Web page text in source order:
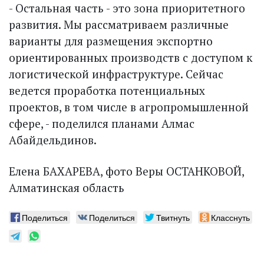
- Остальная часть - это зона приоритетного
развития. Мы рассматриваем различные
варианты для размещения экс­портно
ориентированных производств с доступом к
логистической инфраструктуре. Сейчас
ведется проработка потенциальных
проектов, в том числе в агропромышленной
сфере, - поделился планами Алмас
Абайдельдинов.
Елена БАХАРЕВА, фото Веры ОСТАНКОВОЙ,
Алматинская область
Поделиться Поделиться Твитнуть Класснуть